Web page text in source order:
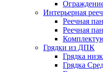
Интерьерная
Реечная
Реечная
Грядки из ДПК
Грядка
Грядка